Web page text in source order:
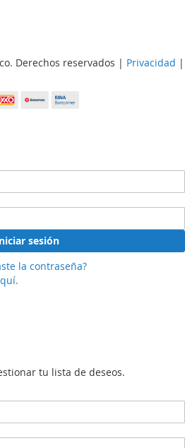
Derechos reservados | Privacidad |
sesión
la contraseña?
tu lista de deseos.